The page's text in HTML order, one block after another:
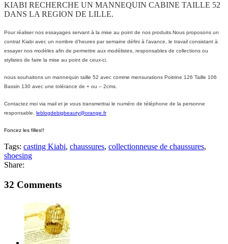
KIABI RECHERCHE UN MANNEQUIN CABINE TAILLE 52
DANS LA REGION DE LILLE.
Pour réaliser nos essayages servant à la mise au point de nos produits.Nous proposons un
contrat Kiabi avec un nombre d’heures par semaine défini à l’avance, le travail consistant à
essayer nos modèles afin de permettre aux modélistes, responsables de collections ou
stylistes de faire la mise au point de ceux-ci.
nous souhaitons un mannequin taille 52 avec comme mensurations Poitrine 126 Taille 106
Bassin 130 avec une tolérance de + ou – 2cms.
Contactez moi via mail et je vous transmettrai le numéro de téléphone de la personne
responsable. leblogdebigbeauty@orange.fr
Foncez les filles!!
Tags: casting Kiabi, chaussures, collectionneuse de chaussures,
shoesing
Share:
32 Comments